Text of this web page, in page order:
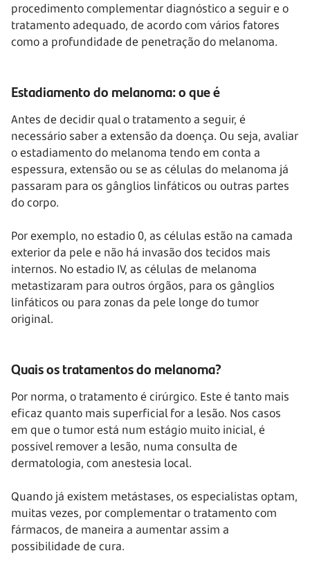
procedimento complementar diagnóstico a seguir e o
tratamento adequado, de acordo com vários fatores
como a profundidade de penetração do melanoma.
Estadiamento do melanoma: o que é
Antes de decidir qual o tratamento a seguir, é
necessário saber a extensão da doença. Ou seja, avaliar
o estadiamento do melanoma tendo em conta a
espessura, extensão ou se as células do melanoma já
passaram para os gânglios linfáticos ou outras partes
do corpo.
Por exemplo, no estadio 0, as células estão na camada
exterior da pele e não há invasão dos tecidos mais
internos. No estadio IV, as células de melanoma
metastizaram para outros órgãos, para os gânglios
linfáticos ou para zonas da pele longe do tumor
original.
Quais os tratamentos do melanoma?
Por norma, o tratamento é cirúrgico. Este é tanto mais
eficaz quanto mais superficial for a lesão. Nos casos
em que o tumor está num estágio muito inicial, é
possível remover a lesão, numa consulta de
dermatologia, com anestesia local.
Quando já existem metástases, os especialistas optam,
muitas vezes, por complementar o tratamento com
fármacos, de maneira a aumentar assim a
possibilidade de cura.